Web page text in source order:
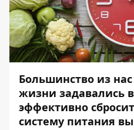
Большинство из
жизни задавались
эффективно
систему питания